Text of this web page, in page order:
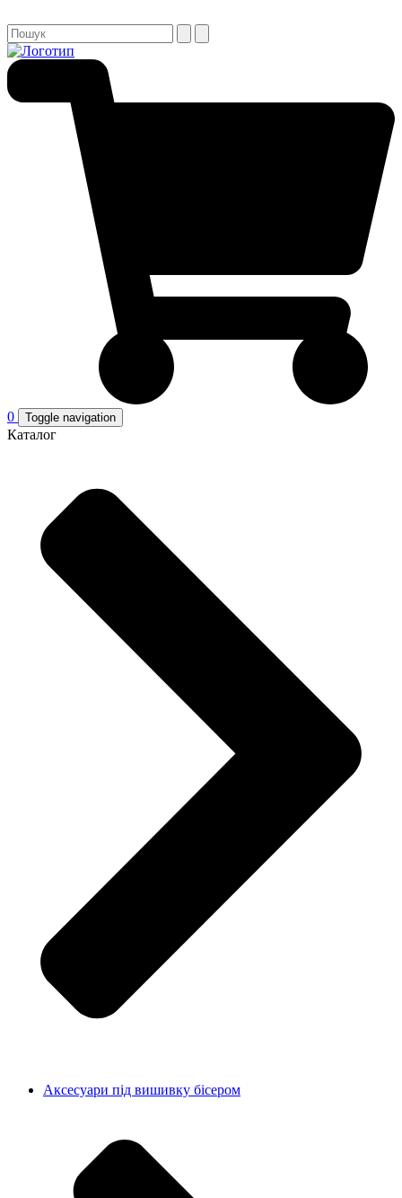
0 Toggle navigation
Каталог
Аксесуари під вишивку бісером